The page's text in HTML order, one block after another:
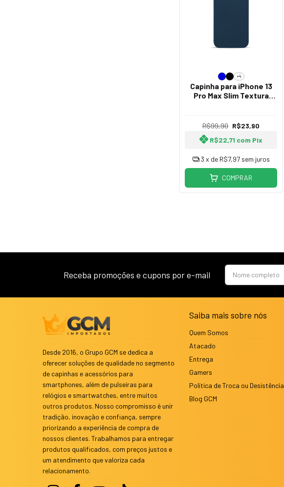
+4
Capinha para iPhone 13
Pro Max Slim Textura
R$99,90 R$23,90
R$22,71 com Pix
3 x de R$7,97 sem juros
COMPRAR
Receba promoções e cupons por e-mail
Desde 2016, o Grupo GCM se dedica a
oferecer soluções de qualidade no segmento
de capinhas e acessórios para
smartphones, além de pulseiras para
relógios e smartwatches, entre muitos
outros produtos. Nosso compromisso é unir
tradição, inovação e confiança, sempre
priorizando a experiência de compra de
nossos clientes. Trabalhamos para entregar
produtos qualificados, com preços justos e
um atendimento que valoriza cada
relacionamento.
Saiba mais sobre nós
Quem Somos
Atacado
Entrega
Gamers
Política de Troca ou Desistência
Blog GCM